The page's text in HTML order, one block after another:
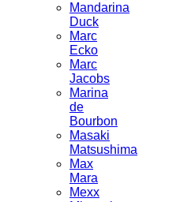
Mandarina
Duck
Marc
Ecko
Marc
Jacobs
Marina
de
Bourbon
Masaki
Matsushima
Max
Mara
Mexx